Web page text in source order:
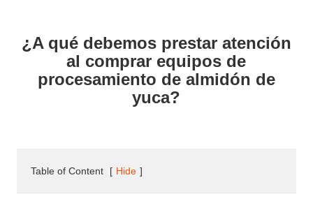
¿A qué debemos prestar atención
al comprar equipos de
procesamiento de almidón de
yuca?
Table of Content [ Hide ]